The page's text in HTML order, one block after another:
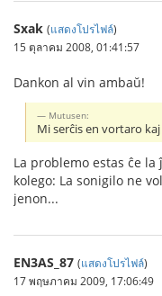
Sxak (แสดงโปรไฟล์)
15 ตุลาคม 2008, 01:41:57
Dankon al vin ambaŭ!
Mutusen:
Mi serĉis en vortaro
La problemo estas ĉe
kolego: La sonigilo ne
jenon...
EN3AS_87 (แสดงโปรไฟล์)
17 พฤษภาคม 2009, 17:06:49